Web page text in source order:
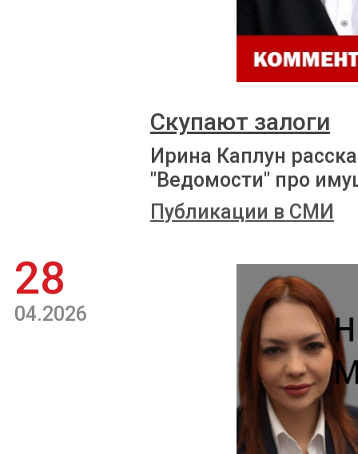
Скупают залоги
Ирина Каплун
"Ведомости" про
Публикации в СМИ
28
04.2026